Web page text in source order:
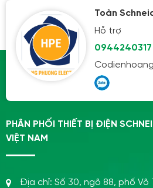
Toàn
Hỗ trợ
0944240317
PHÂN PHỐI THIẾT BỊ ĐIỆN
VIỆT NAM
Địa chỉ: Số 30, ngõ 88, phố Võ